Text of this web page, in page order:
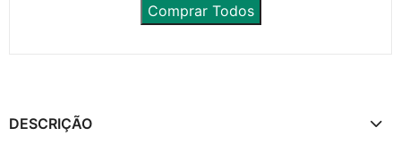
Comprar Todos
DESCRIÇÃO